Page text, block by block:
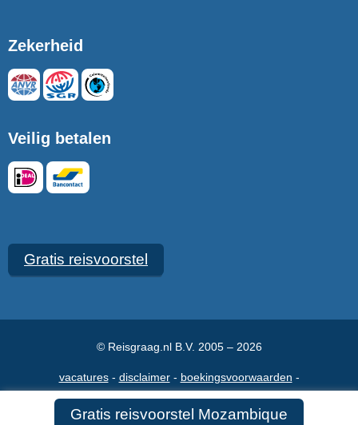
Gratis reisvoorstel Mozambique
Zekerheid
Veilig betalen
Gratis reisvoorstel
© Reisgraag.nl B.V. 2005 – 2026
vacatures disclaimer boekingsvoorwaarden
veelgestelde vragen over ons maak een afspraak